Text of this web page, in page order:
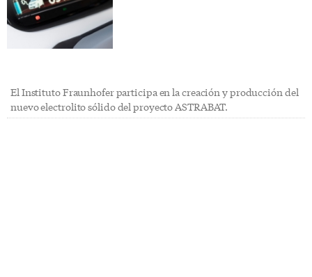
El Instituto Fraunhofer participa en la creación y producción del
nuevo electrolito sólido del proyecto ASTRABAT.